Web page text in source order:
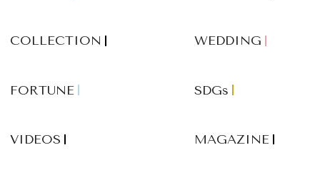
COLLECTION WEDDING
FORTUNE SDGs
VIDEOS MAGAZINE